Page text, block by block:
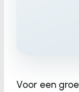
Voor een